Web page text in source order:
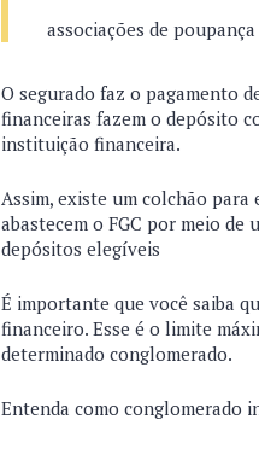
associações de
O segurado faz o pagamento
financeiras fazem o depósito
instituição financeira.
Assim, existe um colchão para
abastecem o FGC por meio de
depósitos elegíveis
É importante que você saiba
financeiro. Esse é o limite
determinado conglomerado.
Entenda como conglomerado